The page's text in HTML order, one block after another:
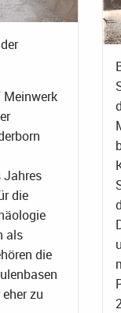
Meinwerk
Jahres
die
als
die
zu